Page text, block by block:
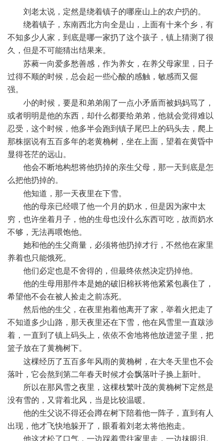
刘老太说，定然是绕着镇子的哪座山上的农户扔的。
绕着镇子，东南西北方向全是山，上面有十来个乡，有
不知多少人家，到底是哪一家扔了这个孩子，镇上猜测了很
久，但是不可能猜出结果来。
苏蕤一向爱多愁善感，作为养女，在养父母家里，日子
过得不顺的时候，总会起一些心酸的感触，敏感而又倔
强。
小的时候，要是和弟弟闹了一点小矛盾而被妈妈骂了，
或者明明是他的东西，却什么都要给弟弟，他就会觉得难以
忍受，这个时候，他多半会跑到镇子尾巴上的码头去，爬上
那株据说有五百多年的老黄桷树，坐在上面，望着在黄昏中
显得苍茫的远山。
他会不断地构想将他扔掉的亲生父母，那一天到底是怎
么把他扔掉的。
他知道，那一天夜里在下雪。
他的母亲已经喂了他一个月的奶水，但是因为家中太
穷，也许坐着月子，他的生母也没什么东西可吃，故而奶水
不够，无法再喂饱他。
她和他的生父商量，必须将他扔掉才行，不然他在家里
养着也只能饿死。
他们必定也是不舍得的，但最终依然决定扔掉他。
他的生母用那件本是她的破旧棉袄将他紧紧包裹住了，
希望他不会在被人捡走之前冻死。
然后他的生父，在夜里抱着他离开了家，举着火把走了
不知道多少山路，那天夜里还在下雪，他在风雪里一直跋涉
着，一直到了镇上码头上，依依不舍地将他放进篮子里，把
篮子放在了黄桷树下。
这棵经历了五百多年风雨的黄桷树，在大冬天里也不会
落叶，它会熬到第二年春天时候才会飘落叶子换上新叶。
所以在那风雪之夜里，这棵枝繁叶茂的黄桷树下定然是
没有雪的，又背着北风，当是比较温暖。
他的生父说不得还会蹲在树下陪着他一阵子，直到有人
出现，他才飞快地躲开了，眼看着刘老太将他抱走。
他这才松了口气，一边踩着雪往家里走，一边抹眼泪。